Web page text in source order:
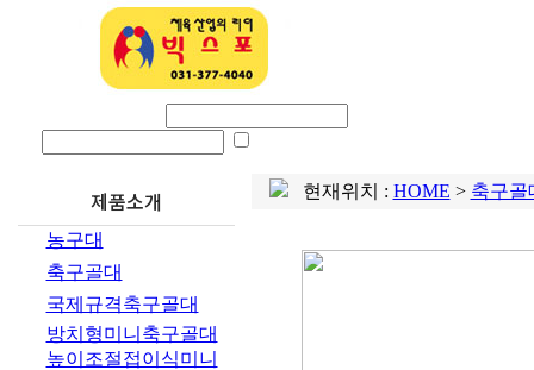
제품소개
농구대
축구골대
국제규격축구골대
방치형미니축구골대
높이조절접이식미니
현재위치 : HOME > 축구골